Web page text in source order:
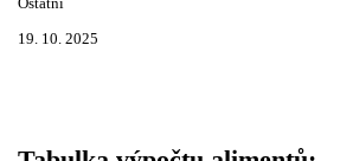
Ostatní
19. 10. 2025